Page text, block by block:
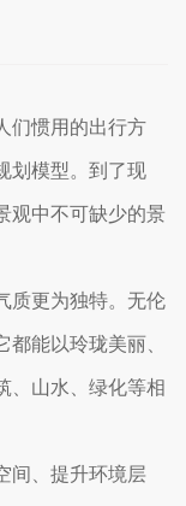
们惯用的出行方
划模型。到了现
观中不可缺少的景
质更为独特。无伦
能以玲珑美丽、
、山水、绿化等相
间、提升环境层